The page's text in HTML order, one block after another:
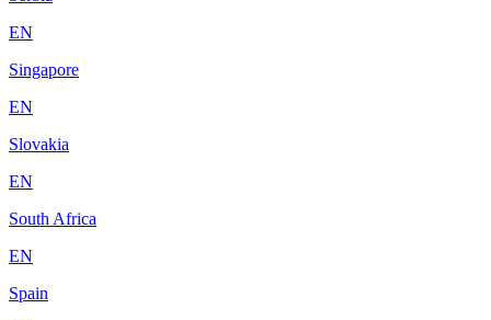
EN
Singapore
EN
Slovakia
EN
South Africa
EN
Spain